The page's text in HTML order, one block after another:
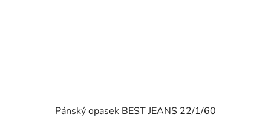
Pánský opasek BEST JEANS 22/1/60